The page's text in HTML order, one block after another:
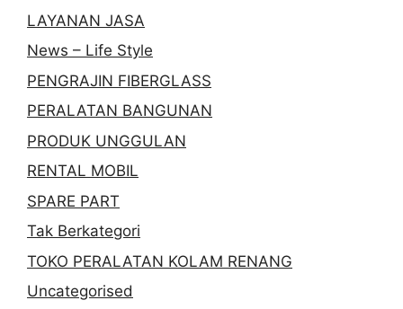
LAYANAN JASA
News – Life Style
PENGRAJIN FIBERGLASS
PERALATAN BANGUNAN
PRODUK UNGGULAN
RENTAL MOBIL
SPARE PART
Tak Berkategori
TOKO PERALATAN KOLAM RENANG
Uncategorised